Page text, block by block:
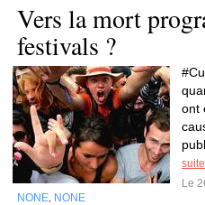
Vers la mort
festivals ?
ont
suite
Le
NONE NONE